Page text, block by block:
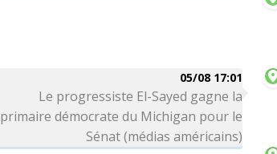
05/08 17:01
Le progressiste El-Sayed gagne la
primaire démocrate du Michigan pour le
Sénat (médias américains)